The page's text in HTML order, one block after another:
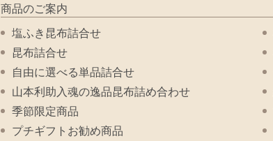
商品のご案内
塩ふき昆布詰合せ
昆布詰合せ
自由に選べる単品詰合せ
山本利助入魂の逸品昆布詰め合わせ
季節限定商品
プチギフトお勧め商品